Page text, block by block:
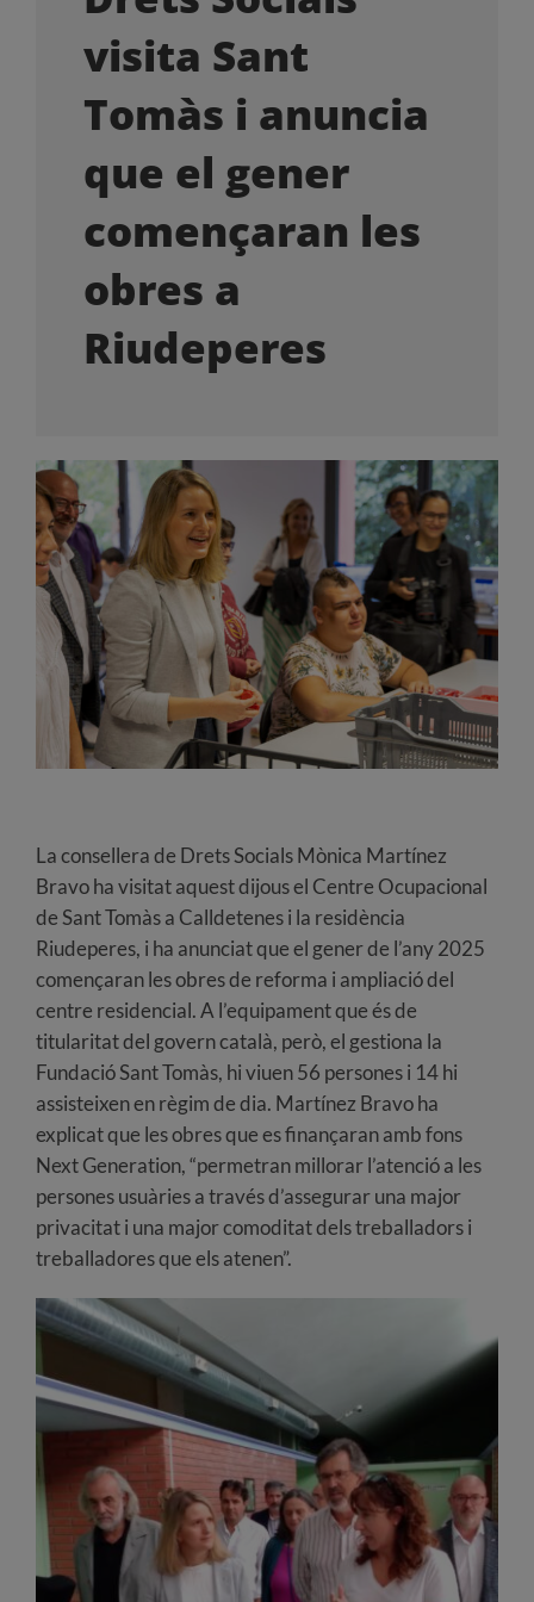
OFERTES LABORALS
LA BOTIGA
visita Sant
Tomàs i anuncia
que el gener
començaran les
obres a
Riudeperes
La consellera de Drets Socials Mònica Martínez
Bravo ha visitat aquest dijous el Centre Ocupacional
de Sant Tomàs a Calldetenes i la residència
Riudeperes, i ha anunciat que el gener de l’any 2025
començaran les obres de reforma i ampliació del
centre residencial. A l’equipament que és de
titularitat del govern català, però, el gestiona la
Fundació Sant Tomàs, hi viuen 56 persones i 14 hi
assisteixen en règim de dia. Martínez Bravo ha
explicat que les obres que es finançaran amb fons
Next Generation, “permetran millorar l’atenció a les
persones usuàries a través d’assegurar una major
privacitat i una major comoditat dels treballadors i
treballadores que els atenen”.